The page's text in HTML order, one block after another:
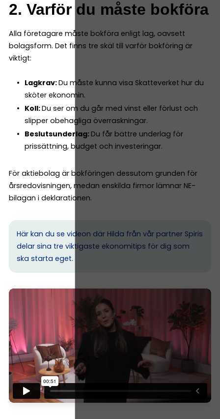
2. Varför du måste bokföra
Alla företagare måste bokföra enligt lag, oavsett
bolagsform. Det finns tre skäl till varför bokföring är
viktigt:
Lagkrav:Du måste kunna visa Skatteverket hur du
sköter ekonomin.
Koll:Du ser om du går med vinst eller förlust och
slipper obehagliga överraskningar.
Beslutsunderlag: Du får bättre underlag för
prissättning, budget och investeringar.
För aktiebolag är bokföringen dessutom grunden för
årsredovisningen, medan enskilda firmor lämnar NE-
bilagan i deklarationen.
Här kan du se videon där Hilda från vår partner Spiris
delar sina tre viktigaste ekonomitips för dig som
ska starta eget.